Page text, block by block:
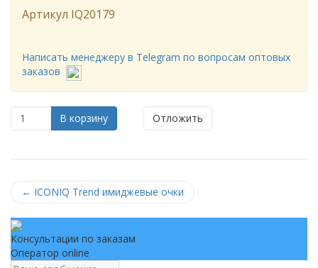
Артикул IQ20179
Написать менеджеру в Telegram по вопросам оптовых
заказов
В корзину Отложить
← ICONIQ Trend имиджевые очки
Консультации по заказам
Оператор online